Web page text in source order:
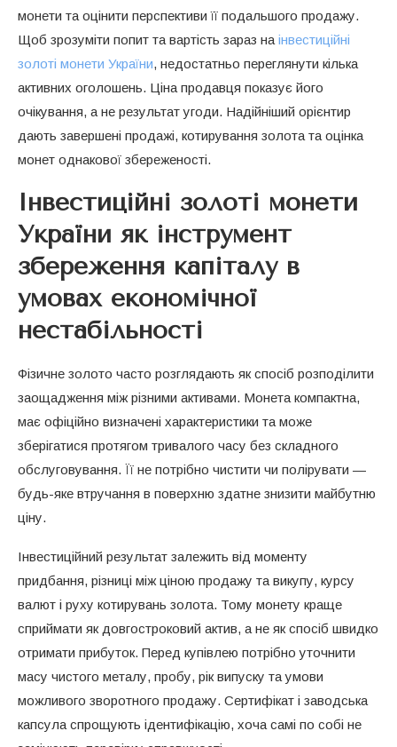
монети та оцінити перспективи її подальшого продажу.
Щоб зрозуміти попит та вартість зараз на інвестиційні
золоті монети України, недостатньо переглянути кілька
активних оголошень. Ціна продавця показує його
очікування, а не результат угоди. Надійніший орієнтир
дають завершені продажі, котирування золота та оцінка
монет однакової збереженості.
Інвестиційні золоті монети
України як інструмент
збереження капіталу в
умовах економічної
нестабільності
Фізичне золото часто розглядають як спосіб розподілити
заощадження між різними активами. Монета компактна,
має офіційно визначені характеристики та може
зберігатися протягом тривалого часу без складного
обслуговування. Її не потрібно чистити чи полірувати —
будь-яке втручання в поверхню здатне знизити майбутню
ціну.
Інвестиційний результат залежить від моменту
придбання, різниці між ціною продажу та викупу, курсу
валют і руху котирувань золота. Тому монету краще
сприймати як довгостроковий актив, а не як спосіб швидко
отримати прибуток. Перед купівлею потрібно уточнити
масу чистого металу, пробу, рік випуску та умови
можливого зворотного продажу. Сертифікат і заводська
капсула спрощують ідентифікацію, хоча самі по собі не